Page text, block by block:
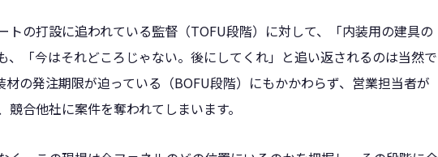
トの打設に追われている監督（TOFU段階）に対して、「内装用の建具の
、「今はそれどころじゃない。後にしてくれ」と追い返されるのは当然で
の発注期限が迫っている（BOFU段階）にもかかわらず、営業担当者が
合他社に案件を奪われてしまいます。